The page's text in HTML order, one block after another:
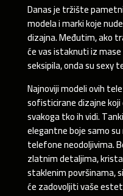
Danas je tržište
modela i marki koje
dizajna. Međutim, ako
će vas istaknuti iz
seksipila, onda su sexy
Najnoviji modeli ovih
sofisticirane dizajne
svakoga tko ih vidi.
elegantne boje samo
telefone neodoljivima.
zlatnim detaljima,
staklenim površinama,
će zadovoljiti vaše